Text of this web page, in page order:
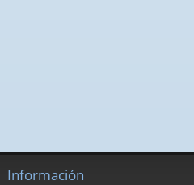
Información